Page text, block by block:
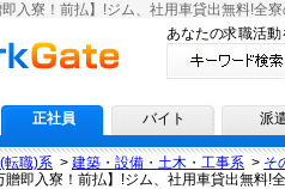
即入寮！前払】!ジム、社用車貸出無料!全
クゲートへ！
あなたの求職活
正社員 バイト 派
転職)系 > 建築・設備・土木・工事系 > そ
贈即入寮！前払】!ジム、社用車貸出無料!